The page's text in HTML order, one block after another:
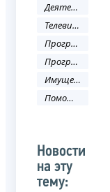
Деятельность ФНС
Телевидение
Программа
Программа налоги
Имущественные налоги
Помощь налогоплательщику
Новости
на эту
тему: